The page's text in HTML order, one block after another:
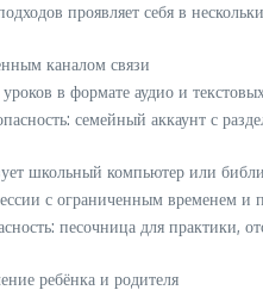
проявляет себя в
каналом связи
в формате аудио и
семейный аккаунт с
школьный компьютер или
с ограниченным временем
песочница для практики,
ребёнка и родителя